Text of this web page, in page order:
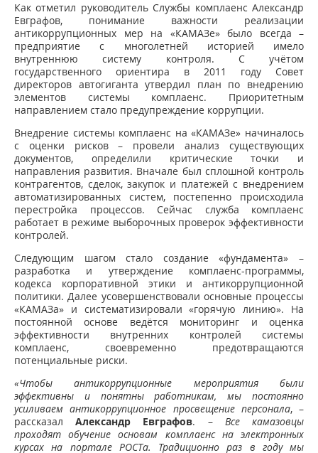
ФОТОГАЛЕРЕЯ
КОНТАКТНАЯ ИНФОРМАЦИЯ
Как отметил руководитель Службы комплаенс Александр
Евграфов, понимание важности реализации
антикоррупционных мер на «КАМАЗе» было всегда –
предприятие с многолетней историей имело
внутреннюю систему контроля. С учётом
государственного ориентира в 2011 году Совет
директоров автогиганта утвердил план по внедрению
элементов системы комплаенс. Приоритетным
направлением стало предупреждение коррупции.
Внедрение системы комплаенс на «КАМАЗе» начиналось
с оценки рисков – провели анализ существующих
документов, определили критические точки и
направления развития. Вначале был сплошной контроль
контрагентов, сделок, закупок и платежей с внедрением
автоматизированных систем, постепенно происходила
перестройка процессов. Сейчас служба комплаенс
работает в режиме выборочных проверок эффективности
контролей.
Следующим шагом стало создание «фундамента» –
разработка и утверждение комплаенс-программы,
кодекса корпоративной этики и антикоррупционной
политики. Далее усовершенствовали основные процессы
«КАМАЗа» и систематизировали «горячую линию». На
постоянной основе ведётся мониторинг и оценка
эффективности внутренних контролей системы
комплаенс, своевременно предотвращаются
потенциальные риски.
«Чтобы антикоррупционные мероприятия были
эффективны и понятны работникам, мы постоянно
усиливаем антикоррупционное просвещение персонала, –
рассказалАлександр Евграфов. – Все камазовцы
проходят обучение основам комплаенс на электронных
курсах на портале РОСТа. Традиционно раз в году мы